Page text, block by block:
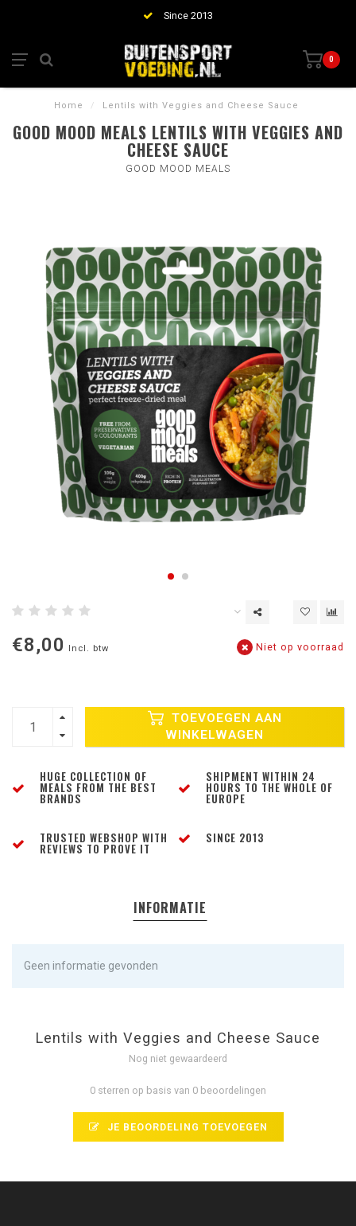
Since 2013
0
Home / Lentils with Veggies and Cheese Sauce
GOOD MOOD MEALS LENTILS WITH VEGGIES AND
CHEESE SAUCE
GOOD MOOD MEALS
€8,00 Incl. btw Niet op voorraad
TOEVOEGEN AAN
WINKELWAGEN
HUGE COLLECTION OF
MEALS FROM THE BEST
BRANDS
SHIPMENT WITHIN 24
HOURS TO THE WHOLE OF
EUROPE
TRUSTED WEBSHOP WITH
REVIEWS TO PROVE IT
SINCE 2013
INFORMATIE
Geen informatie gevonden
Lentils with Veggies and Cheese Sauce
Nog niet gewaardeerd
0 sterren op basis van 0 beoordelingen
JE BEOORDELING TOEVOEGEN